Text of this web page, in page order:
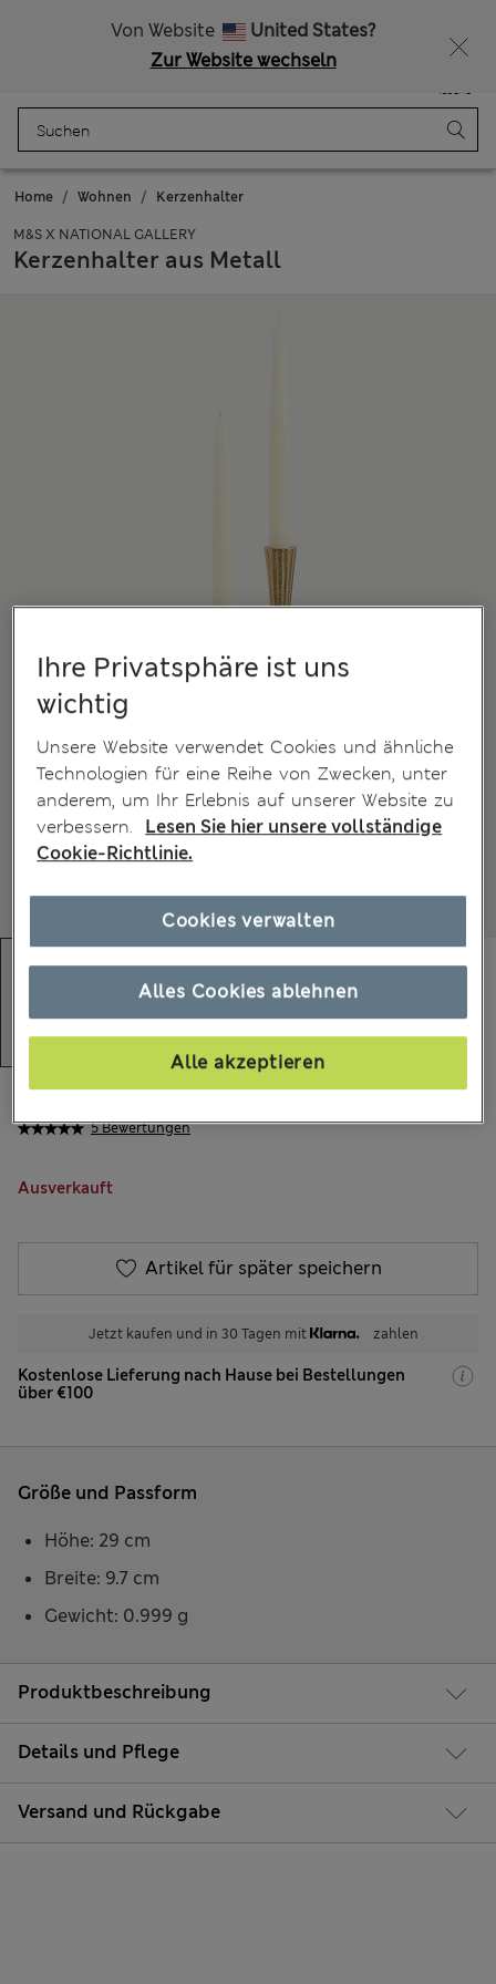
Von Website
United States?
Zur Website wechseln
Tasche
Home Wohnen Kerzenhalter
M&S X NATIONAL GALLERY
Kerzenhalter aus Metall
5 Bewertungen
€21.00
Ausverkauft
Artikel für später speichern
Jetzt kaufen und in 30 Tagen mit zahlen
Kostenlose Lieferung nach Hause bei Bestellungen
über €100
Produktbeschreibung
Details und Pflege
Versand und Rückgabe
Größe und Passform
Höhe: 29 cm
Breite: 9.7 cm
Gewicht: 0.999 g
Ihre Privatsphäre ist uns
wichtig
Unsere Website verwendet Cookies und ähnliche
Technologien für eine Reihe von Zwecken, unter
anderem, um Ihr Erlebnis auf unserer Website zu
verbessern.
Lesen Sie hier unsere vollständige
Cookie-Richtlinie.
Alles Cookies ablehnen
Alle akzeptieren
Cookies verwalten